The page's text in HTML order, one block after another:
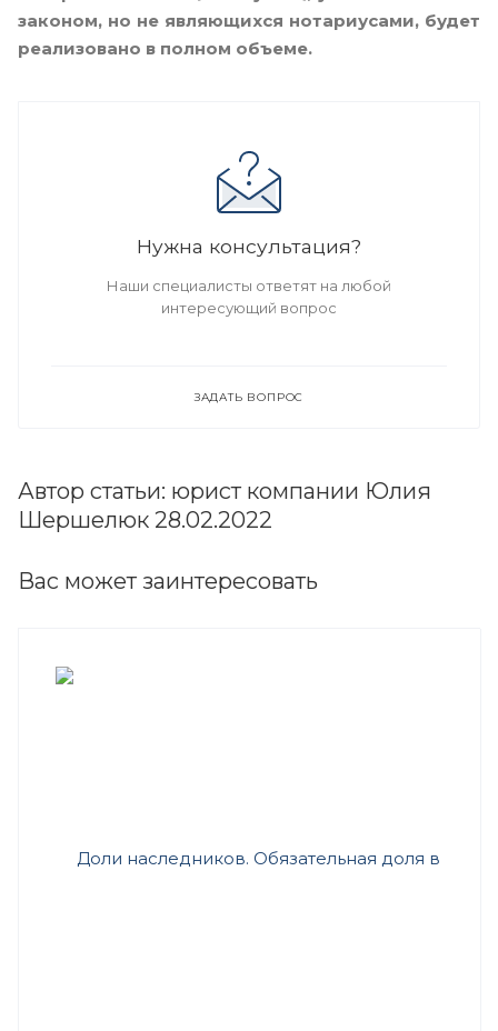
законом, но не являющихся нотариусами, будет
реализовано в полном объеме.
Нужна консультация?
Наши специалисты ответят на любой
интересующий вопрос
ЗАДАТЬ ВОПРОС
Автор статьи: юрист компании Юлия
Шершелюк 28.02.2022
Вас может заинтересовать